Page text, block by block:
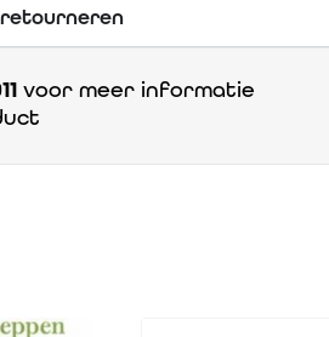
retourneren
voor meer informatie